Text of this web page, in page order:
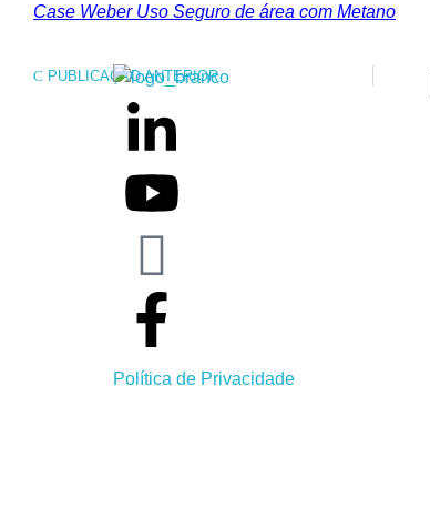
Case Weber Uso Seguro de área com Metano
PUBLICAÇÃO ANTERIOR
Weber Ambiental
Consultoria e Engenharia Ambiental
Política de Privacidade